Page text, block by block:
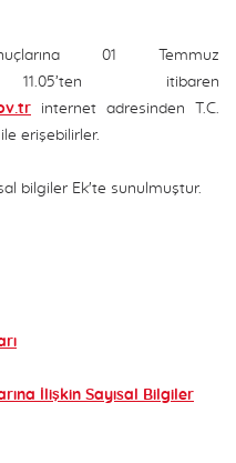
01 Temmuz
itibaren
internet adresinden T.C.
erişebilirler.
bilgiler Ek'te sunulmuştur.
İlişkin Sayısal Bilgiler